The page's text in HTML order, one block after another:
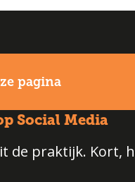
pagina
Social Media
de praktijk. Kort,